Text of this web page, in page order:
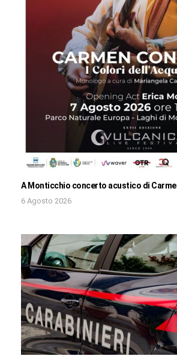
A Monticchio concerto acustico di
6 Agosto 2026